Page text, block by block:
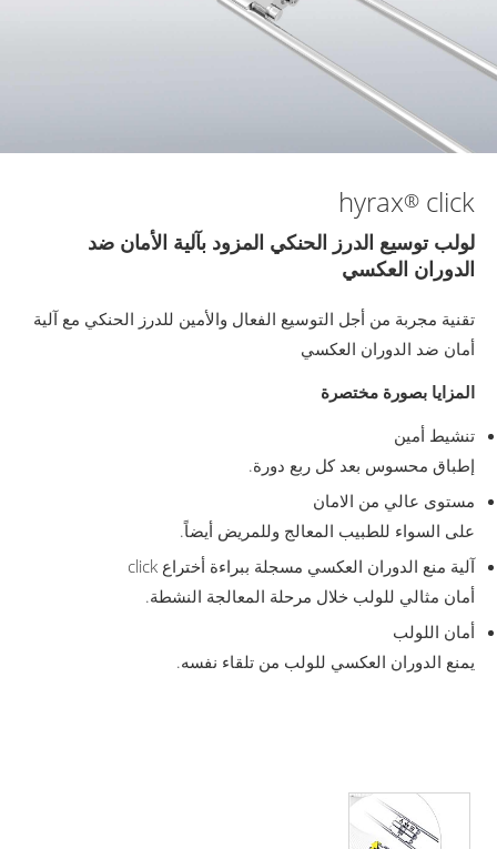
hyrax® click
لولب توسيع الدرز الحنكي المزود بآلية الأمان ضد
الدوران العكسي
تقنية مجربة من أجل التوسيع الفعال والأمين للدرز الحنكي مع آلية
أمان ضد الدوران العكسي
المزايا بصورة مختصرة
تنشيط أمين
إطباق محسوس بعد كل ربع دورة.
مستوى عالي من الامان
على السواء للطبيب المعالج وللمريض أيضاً.
آلية منع الدوران العكسي مسجلة ببراءة أختراع click
أمان مثالي للولب خلال مرحلة المعالجة النشطة.
أمان اللولب
يمنع الدوران العكسي للولب من تلقاء نفسه.